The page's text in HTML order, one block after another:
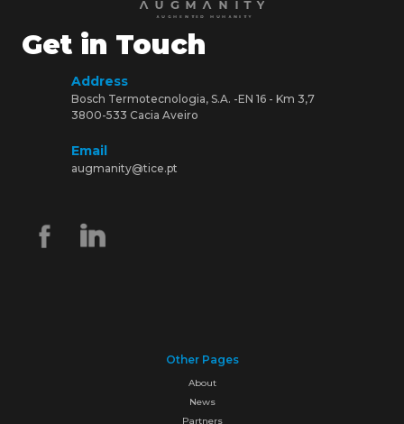
Get in Touch
Address
Bosch Termotecnologia, S.A. -EN 16 - Km 3,7
3800-533 Cacia Aveiro
Email
augmanity@tice.pt
Other Pages
About
News
Partners